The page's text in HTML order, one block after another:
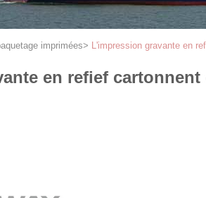
imprimées> L'impression gravante en
en refief